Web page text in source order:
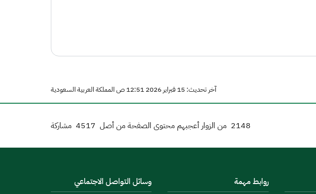
آخر تحديث: 15 فبراير 2026 12:51 ص المملكة العربية السعودية
2148 من الزوار أعجبهم محتوى الصفحة من أصل 4517 مشاركة
روابط مهمة وسائل التواصل الاجتماعي